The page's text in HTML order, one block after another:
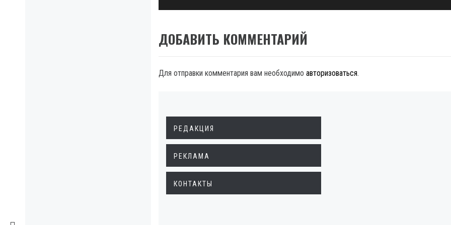
ДОБАВИТЬ КОММЕНТАРИЙ
Для отправки комментария вам необходимо авторизоваться.
РЕДАКЦИЯ
РЕКЛАМА
КОНТАКТЫ